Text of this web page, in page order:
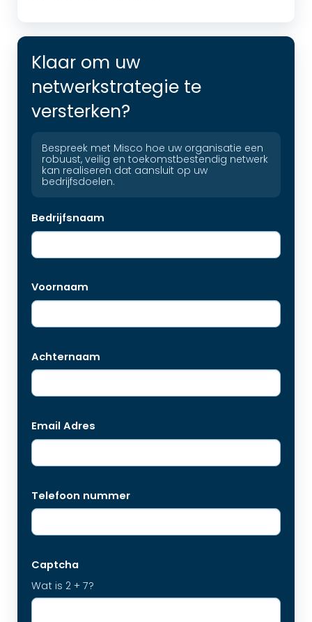
Klaar om uw
netwerkstrategie te
versterken?
Bespreek met Misco hoe uw organisatie een
robuust, veilig en toekomstbestendig netwerk
kan realiseren dat aansluit op uw
bedrijfsdoelen.
Bedrijfsnaam
Voornaam
Achternaam
Email Adres
Telefoon nummer
Captcha
Wat is 2 + 7?